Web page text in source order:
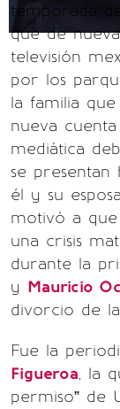
temporada de
que de
televisión
por los
la familia que
nueva
mediática
se presentan
él y su esposa
motivó a que
una crisis
durante la
y Mauricio
divorcio de
Fue la
Figueroa, la
permiso” de